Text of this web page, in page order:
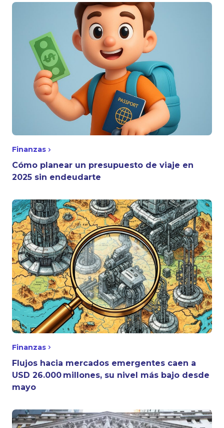
Finanzas
Cómo planear un presupuesto de viaje en
2025 sin endeudarte
Finanzas
Flujos hacia mercados emergentes caen a
USD 26.000 millones, su nivel más bajo desde
mayo